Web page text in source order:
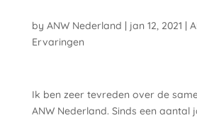
by ANW Nederland | jan 12, 2021 |
Ervaringen
Ik ben zeer tevreden over de
ANW Nederland. Sinds een